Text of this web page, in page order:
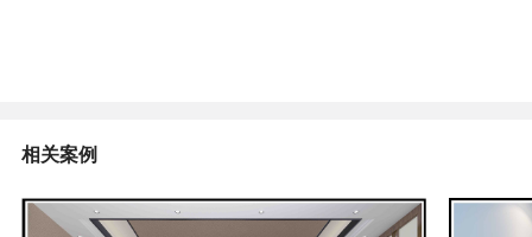
相关案例